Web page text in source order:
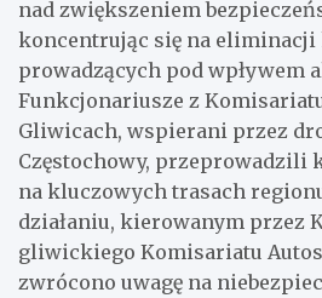
nad zwiększeniem
koncentrując się na
prowadzących pod wpływem
Funkcjonariusze z
Gliwicach, wspierani przez
Częstochowy, przeprowadzili
na kluczowych trasach
działaniu, kierowanym przez
gliwickiego Komisariatu
zwrócono uwagę na